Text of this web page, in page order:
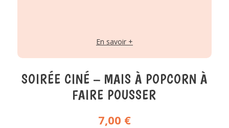
En savoir +
SOIRÉE CINÉ – MAIS À POPCORN À
FAIRE POUSSER
7,00 €